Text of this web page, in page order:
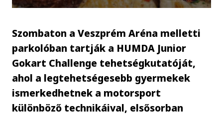
Szombaton a Veszprém Aréna melletti
parkolóban tartják a HUMDA Junior
Gokart Challenge tehetségkutatóját,
ahol a legtehetségesebb gyermekek
ismerkedhetnek a motorsport
különböző technikáival, elsősorban